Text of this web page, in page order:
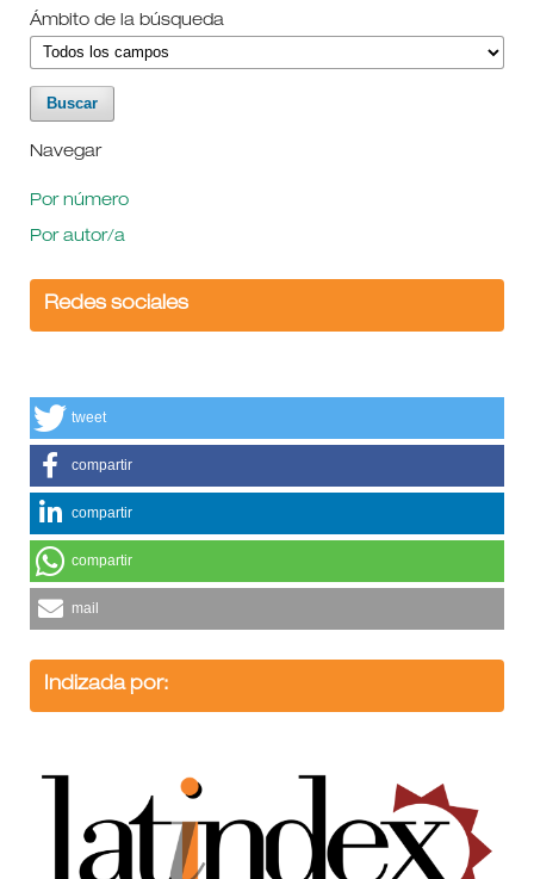
Ámbito de la búsqueda
Navegar
Por número
Por autor/a
Redes sociales
tweet
compartir
compartir
compartir
mail
Indizada por: